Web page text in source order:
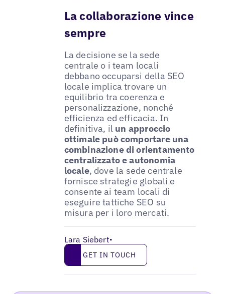
La collaborazione vince
sempre
La decisione se la sede
centrale o i team locali
debbano occuparsi della SEO
locale implica trovare un
equilibrio tra coerenza e
personalizzazione, nonché
efficienza ed efficacia. In
definitiva, il un approccio
ottimale può comportare una
combinazione di orientamento
centralizzato e autonomia
locale, dove la sede centrale
fornisce strategie globali e
consente ai team locali di
eseguire tattiche SEO su
misura per i loro mercati.
Lara Siebert•
Get in touch
GET IN TOUCH